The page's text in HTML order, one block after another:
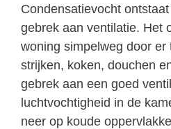
Condensatievocht
gebrek aan ventilatie. Het
woning simpelweg door er
strijken, koken, douchen
gebrek aan een goed
luchtvochtigheid in de
neer op koude